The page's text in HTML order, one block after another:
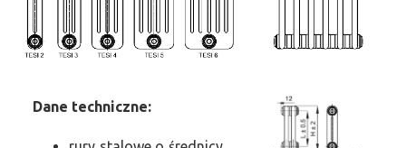
Dane techniczne: